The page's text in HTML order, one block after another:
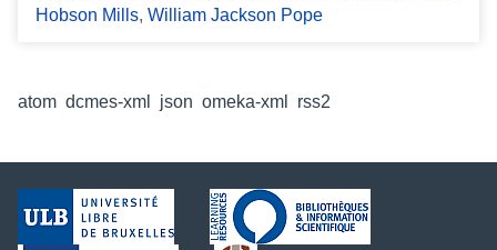
Hobson Mills, William Jackson Pope
atom dcmes-xml json omeka-xml rss2